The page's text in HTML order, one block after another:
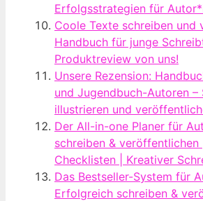
Erfolgsstrategien für
Coole Texte schreiben und
Handbuch für junge
Produktreview von uns!
Unsere Rezension:
und Jugendbuch-Autoren –
illustrieren und
Der All-in-one Planer für
schreiben & veröffentlichen
Checklisten | Kreativer
Das Bestseller-System für
Erfolgreich schreiben &